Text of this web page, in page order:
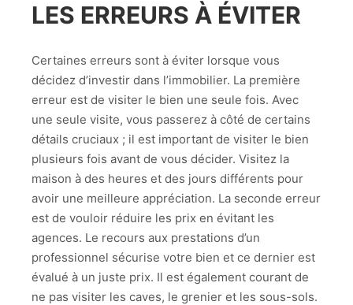
LES ERREURS À ÉVITER
Certaines erreurs sont à éviter lorsque vous
décidez d’investir dans l’immobilier. La première
erreur est de visiter le bien une seule fois. Avec
une seule visite, vous passerez à côté de certains
détails cruciaux ; il est important de visiter le bien
plusieurs fois avant de vous décider. Visitez la
maison à des heures et des jours différents pour
avoir une meilleure appréciation. La seconde erreur
est de vouloir réduire les prix en évitant les
agences. Le recours aux prestations d’un
professionnel sécurise votre bien et ce dernier est
évalué à un juste prix. Il est également courant de
ne pas visiter les caves, le grenier et les sous-sols.